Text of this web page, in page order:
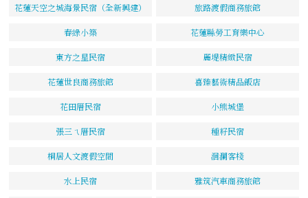
花蓮天空之城海景民宿（全新興建） 旅路渡假商務旅館
春綠小築 花蓮縣勞工育樂中心
東方之星民宿 麗堤精緻民宿
花蓮世良商務旅館 喜臻藝術精品飯店
花田厝民宿 小熊城堡
張三ㄟ厝民宿 種籽民宿
桐居人文渡假空間 洄瀾客棧
水上民宿 雅筑汽車商務旅館